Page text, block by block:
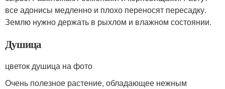
все адонисы медленно и плохо переносят пересадку.
Землю нужно держать в рыхлом и влажном состоянии.
Душица
цветок душица на фото
Очень полезное растение, обладающее нежным